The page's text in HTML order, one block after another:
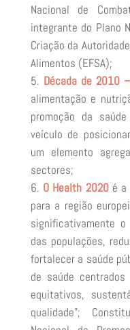
Nacional de
integrante do Plano
Criação da
Alimentos (EFSA);
Década de 2010 –
alimentação e
promoção da
veículo de
um elemento
sectores;
O Health 2020é a
para a região
significativamente
das populações,
fortalecer a saúde
de saúde
equitativos,
qualidade”;